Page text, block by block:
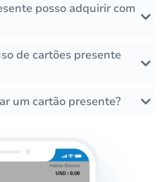
posso adquirir com
de cartões presente
um cartão presente?